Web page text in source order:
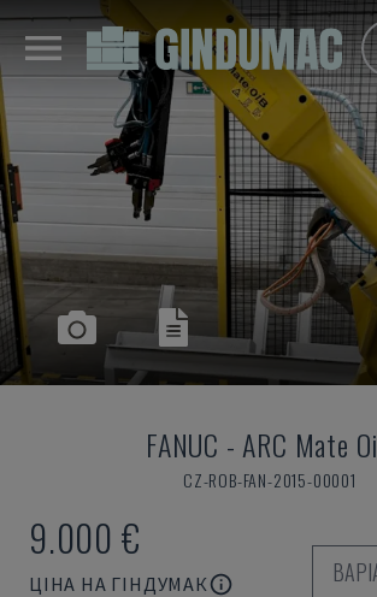
FANUC - ARC Mate
CZ-ROB-FAN-2015-00001
9.000 €
ЦІНА НА ГІНДУМАК